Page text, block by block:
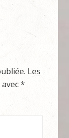
Les
avec*